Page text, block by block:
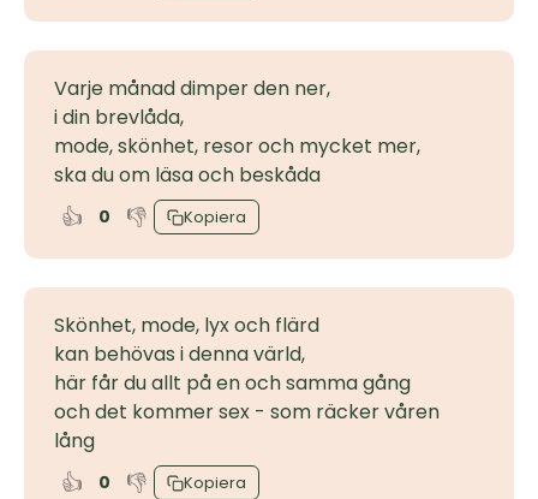
Varje månad dimper den ner,
i din brevlåda,
mode, skönhet, resor och mycket mer,
ska du om läsa och beskåda
👍 0 👎 Kopiera
Skönhet, mode, lyx och flärd
kan behövas i denna värld,
här får du allt på en och samma gång
och det kommer sex - som räcker våren
lång
👍 0 👎 Kopiera